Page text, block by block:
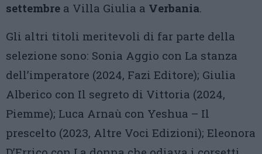
settembre a Villa Giulia a Verbania.
Gli altri titoli meritevoli di far parte della
selezione sono: Sonia Aggio con La stanza
dell’imperatore (2024, Fazi Editore); Giulia
Alberico con Il segreto di Vittoria (2024,
Piemme); Luca Arnaù con Yeshua – Il
prescelto (2023, Altre Voci Edizioni); Eleonora